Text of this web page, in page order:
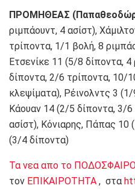
ΠΡΟΜΗΘΕΑΣ
ριμπάουντ, 4 ασίστ),
τρίποντα, 1/1 βολή, 8
Ετσενίκε 11 (5/8 δίποντα,
δίποντα, 2/6 τρίποντα, 10/
κλεψίματα), Ρέινολντς 3
Κάουαν 14 (2/5 δίποντα, 3/
ασίστ), Κόνιαρης, Πάπας 10
(3/4 δίποντα)
Τα νεα απο το
τον ΕΠΙΚΑΙΡΟΤΗΤΑ , στα